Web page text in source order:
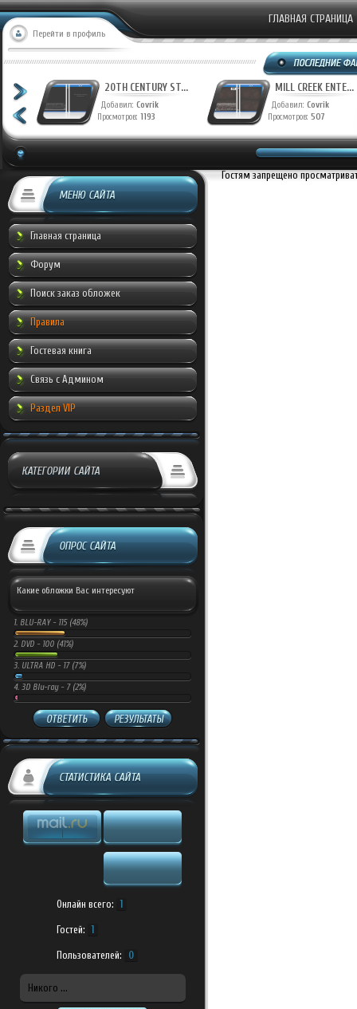
Перейти в профиль
ГЛАВНАЯ СТРАНИЦА
20TH CENTURY ST...
Добавил: Covrik
Просмотров: 1193
MILL CREEK ENTE...
Добавил: Covrik
Просмотров: 507
МЕНЮ САЙТА
Главная страница
Форум
Поиск заказ обложек
Правила
Гостевая книга
Связь с Админом
Раздел VIP
КАТЕГОРИИ САЙТА
ОПРОС САЙТА
Какие обложки Вас интересуют
1. BLU-RAY - 115 (48%)
2. DVD - 100 (41%)
3. ULTRA HD - 17 (7%)
4. 3D Blu-ray - 7 (2%)
ОТВЕТИТЬ РЕЗУЛЬТАТЫ
СТАТИСТИКА САЙТА
Онлайн всего: 1
Гостей: 1
Пользователей: 0
Никого ...
Гостям запрещено